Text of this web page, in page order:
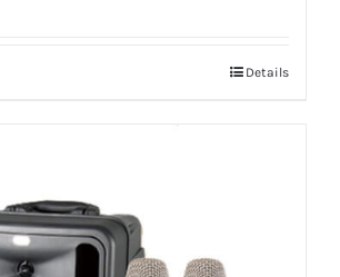
Details